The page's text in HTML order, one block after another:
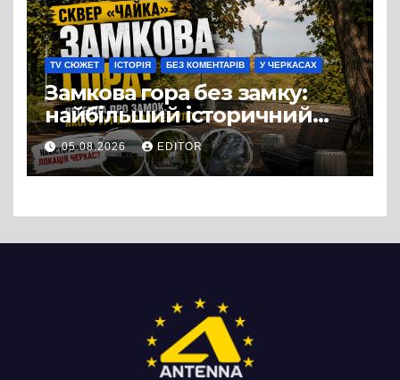
випадковістю
TV СЮЖЕТ ІСТОРІЯ БЕЗ КОМЕНТАРІВ У ЧЕРКАСАХ
Замкова гора без замку:
найбільший історичний
міф Черкас
05.08.2026 EDITOR